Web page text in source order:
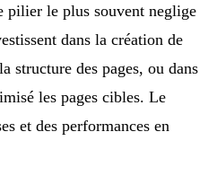
pilier le plus souvent neglige
dans la création de
structure des pages, ou dans
les pages cibles. Le
et des performances en